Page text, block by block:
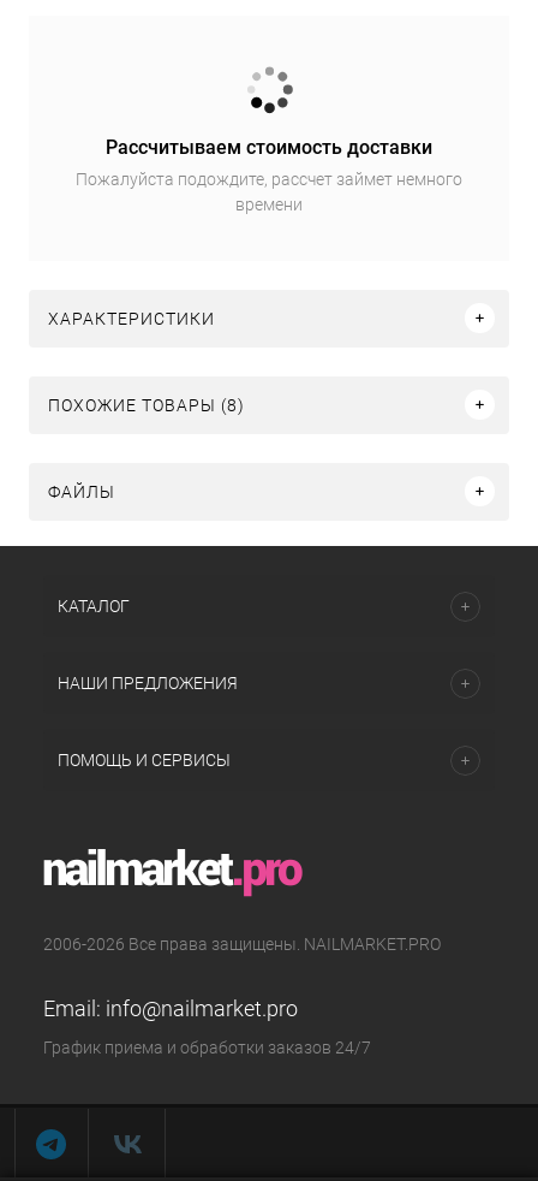
Рассчитываем стоимость доставки
Пожалуйста подождите, рассчет займет немного
времени
ХАРАКТЕРИСТИКИ
ПОХОЖИЕ ТОВАРЫ (8)
ФАЙЛЫ
КАТАЛОГ
НАШИ ПРЕДЛОЖЕНИЯ
ПОМОЩЬ И СЕРВИСЫ
2006-2026 Все права защищены. NAILMARKET.PRO
Email: info@nailmarket.pro
График приема и обработки заказов 24/7